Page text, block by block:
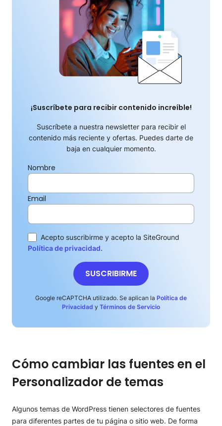
¡Suscríbete para recibir contenido increíble!
Suscríbete a nuestra newsletter para recibir el
contenido más reciente y ofertas. Puedes darte de
baja en cualquier momento.
Nombre
Email
Acepto suscribirme y acepto la SiteGround
Política de privacidad.
SUSCRIBIRME
Google reCAPTCHA utilizado. Se aplican la Política de
Privacidad y Términos de Servicio
Cómo cambiar las fuentes en el
Personalizador de temas
Algunos temas de WordPress tienen selectores de fuentes
para diferentes partes de tu página o sitio web. De forma